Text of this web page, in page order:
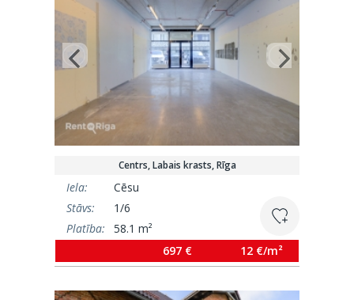
Centrs, Labais krasts, Rīga
Iela:
Cēsu
Stāvs:
1/6
Platība:
58.1 m²
697 €
12 €/m²